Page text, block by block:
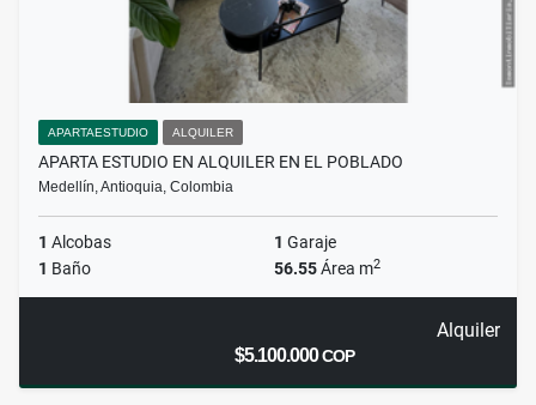
APARTAESTUDIO ALQUILER
APARTA ESTUDIO EN ALQUILER EN EL POBLADO
Medellín, Antioquia, Colombia
1 Alcobas 1 Garaje
1 Baño 56.55Área m2
Alquiler
$5.100.000COP